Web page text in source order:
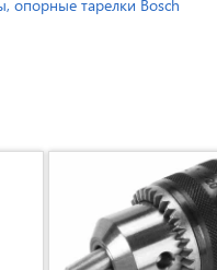
опорные тарелки Bosch